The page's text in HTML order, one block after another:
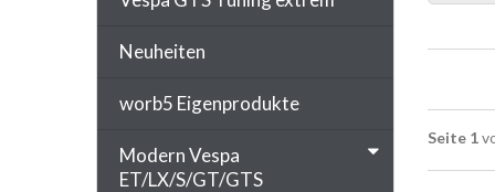
Seite 1
Neuheiten
worb5 Eigenprodukte
Modern Vespa
ET/LX/S/GT/GTS